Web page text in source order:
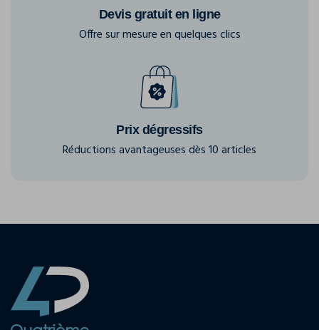
Devis gratuit en ligne
Offre sur mesure en quelques clics
Prix dégressifs
Réductions avantageuses dès 10 articles